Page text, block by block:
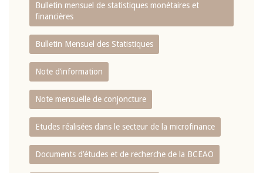
Bulletin mensuel de statistiques monétaires et
financières
Bulletin Mensuel des Statistiques
Note d’information
Note mensuelle de conjoncture
Etudes réalisées dans le secteur de la microfinance
Documents d’études et de recherche de la BCEAO